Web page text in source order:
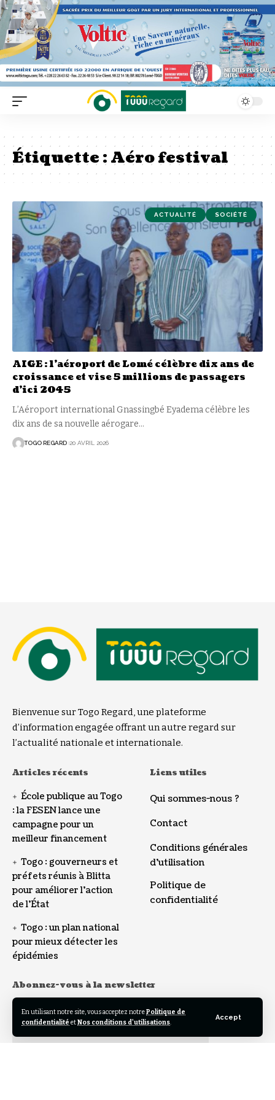
En utilisant notre site, vous acceptez notrePolitique de
confidentialité etNos conditions d'utilisations.
Accept
Étiquette :Aéro festival
ACTUALITÉ SOCIÉTÉ
AIGE : l’aéroport de Lomé célèbre dix ans de
croissance et vise 5 millions de passagers
d’ici 2045
L’Aéroport international Gnassingbé Eyadema célèbre les
dix ans de sa nouvelle aérogare…
TOGO REGARD 20 AVRIL 2026
Bienvenue sur Togo Regard, une plateforme
d’information engagée offrant un autre regard sur
l’actualité nationale et internationale.
Articles récents
École publique au Togo
: la FESEN lance une
campagne pour un
meilleur financement
Togo : gouverneurs et
préfets réunis à Blitta
pour améliorer l’action
de l’État
Togo : un plan national
pour mieux détecter les
épidémies
Liens utiles
Qui sommes-nous ?
Contact
Conditions générales
d’utilisation
Politique de
confidentialité
Abonnez-vous à la newsletter
Adresse E-mail: